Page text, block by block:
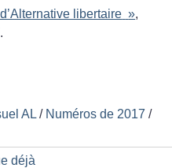
libertaire »,
AL / Numéros de 2017 /
déjà